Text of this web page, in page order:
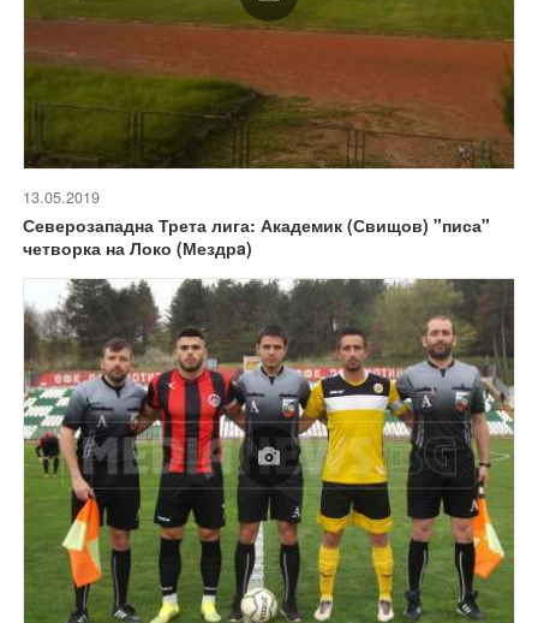
13.05.2019
Северозападна Трета лига: Академик (Свищов) "писа"
четворка на Локо (Мездрa)